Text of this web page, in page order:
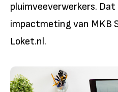
pluimveeverwerkers.
impactmeting van MKB
Loket.nl.